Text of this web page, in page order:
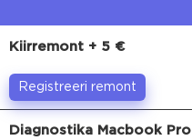
Kiirremont + 5 €
Registreeri remont
Diagnostika Macbook Pro